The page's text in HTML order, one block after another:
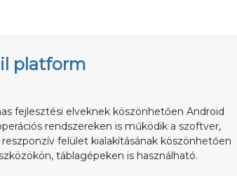
platform
fejlesztési elveknek köszönhetően Android
rendszereken is működik a szoftver,
reszponzív felület kialakításának köszönhetően
táblagépeken is használható.